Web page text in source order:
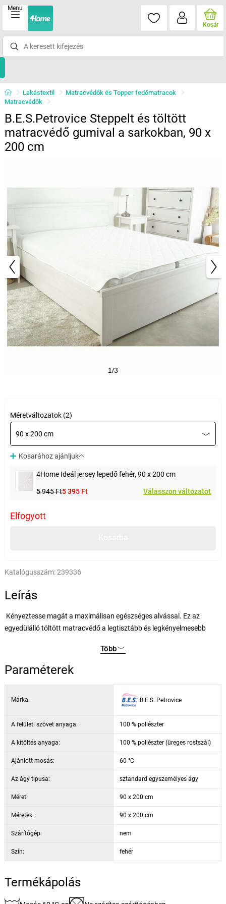
Menu
Kosár
Lakástextil
Matracvédők és Topper fedőmatracok
Matracvédők
B.E.S.Petrovice Steppelt és töltött
matracvédő gumival a sarkokban, 90 x
200 cm
1/3
Méretváltozatok (2)
90 x 200 cm
Kosarához ajánljuk
4Home Ideál jersey lepedő fehér, 90 x 200 cm
5 945 Ft5 395 Ft Válasszon változatot
Elfogyott
Katalógusszám:239336
Leírás
Kényeztesse magát a maximálisan egészséges alvással. Ez az
egyedülálló töltött matracvédő a legtisztább és legkényelmesebb
üreges rostot helyeztek.
A matracvédőt egyszerűen rögzítse és távolítsa el a sarkokba varrt
A matracvédő rendszeres használata meghosszabbítja a matrac
szennyeződések behatoljanak a matracba, garantálva az ágy
Több
Paraméterek
Márka: B.E.S. Petrovice
A felületi szövet anyaga: 100 % poliészter
A kitöltés anyaga: 100 % poliészter (üreges rostszál)
Ajánlott mosás: 60 °C
Az ágy tipusa: sztandard egyszemélyes ágy
Méret: 90 x 200 cm
Méretek: 90 x 200 cm
Szárítógép: nem
Szín: fehér
Termékápolás